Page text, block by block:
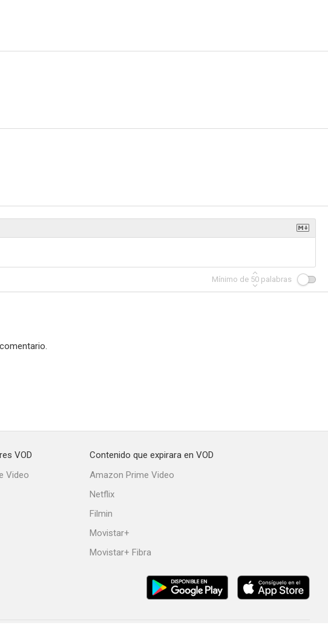
Mínimo de 50 palabras
VOD
Video
Contenido que expirara en VOD
Amazon Prime Video
Netflix
Filmin
Movistar+
Movistar+ Fibra